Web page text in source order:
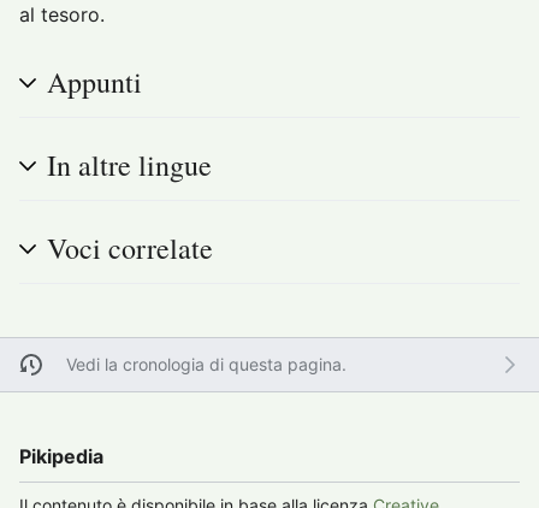
al tesoro.
Appunti
In altre lingue
Voci correlate
Vedi la cronologia di questa pagina.
Pikipedia